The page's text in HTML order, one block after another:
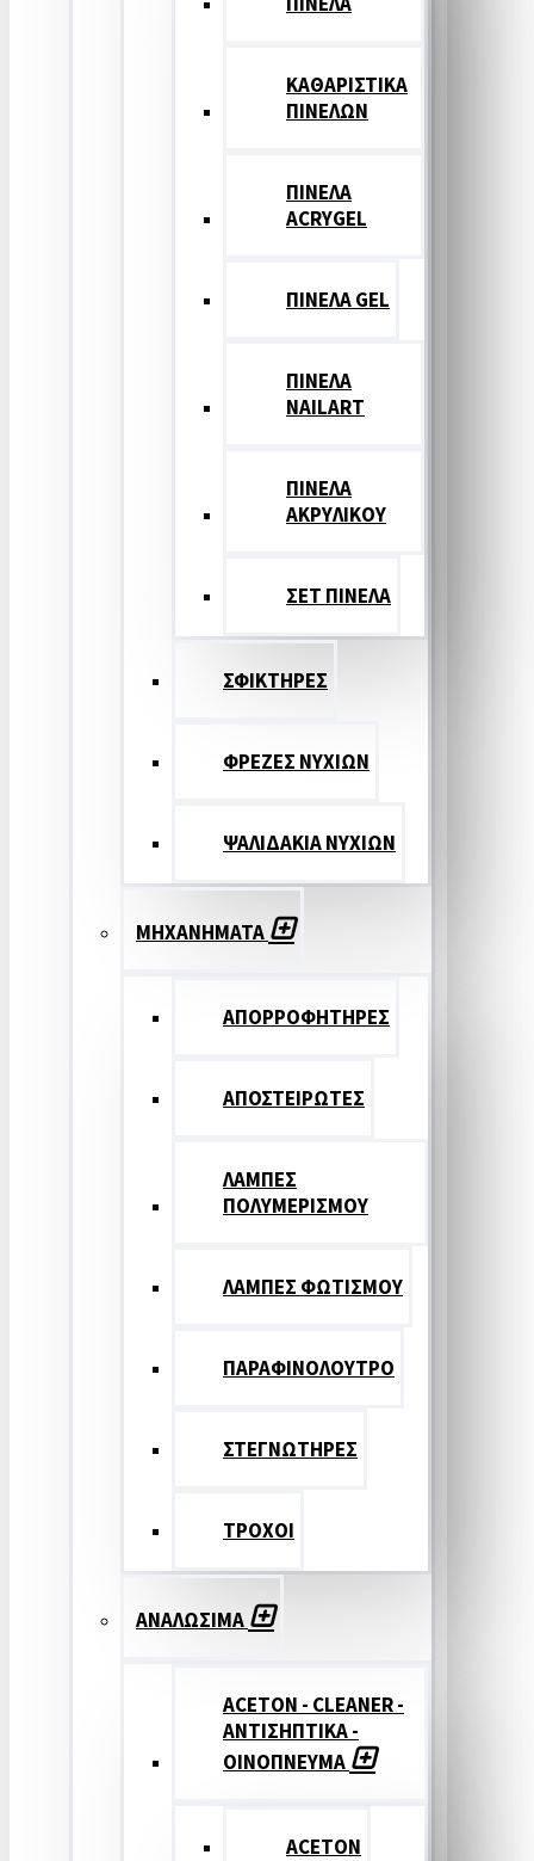
ΚΑΘΑΡΙΣΤΙΚΑ
ΠΙΝΕΛΩΝ
ΠΙΝΕΛΑ
ACRYGEL
ΠΙΝΕΛΑ GEL
ΠΙΝΕΛΑ
NAILART
ΠΙΝΕΛΑ
ΑΚΡΥΛΙΚΟΥ
ΣΕΤ ΠΙΝΕΛA
ΣΦΙΚΤΗΡΕΣ
ΦΡΕΖΕΣ ΝΥΧΙΩΝ
ΨΑΛΙΔΑΚΙΑ ΝΥΧΙΩΝ
ΜΗΧΑΝΗΜΑΤΑ
ΑΠΟΡΡΟΦΗΤΗΡΕΣ
ΑΠΟΣΤΕΙΡΩΤΕΣ
ΛΑΜΠΕΣ
ΠΟΛΥΜΕΡΙΣΜΟΥ
ΛΑΜΠΕΣ ΦΩΤΙΣΜΟΥ
ΠΑΡΑΦΙΝΟΛΟΥΤΡΟ
ΣΤΕΓΝΩΤΗΡΕΣ
ΤΡΟΧΟΙ
ΑΝΑΛΩΣΙΜΑ
ACETON - CLEANER -
ΑΝΤΙΣΗΠΤΙΚΑ -
ΟΙΝΟΠΝΕΥΜΑ
ACETON